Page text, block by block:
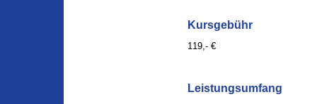
Kursgebühr
119,- €
Leistungsumfang